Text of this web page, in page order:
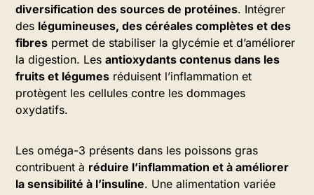
diversification des sources de protéines. Intégrer
des légumineuses, des céréales complètes et des
fibres permet de stabiliser la glycémie et d’améliorer
la digestion. Les antioxydants contenus dans les
fruits et légumes réduisent l’inflammation et
protègent les cellules contre les dommages
oxydatifs.
Les oméga-3 présents dans les poissons gras
contribuent à réduire l’inflammation et à améliorer
la sensibilité à l’insuline. Une alimentation variée